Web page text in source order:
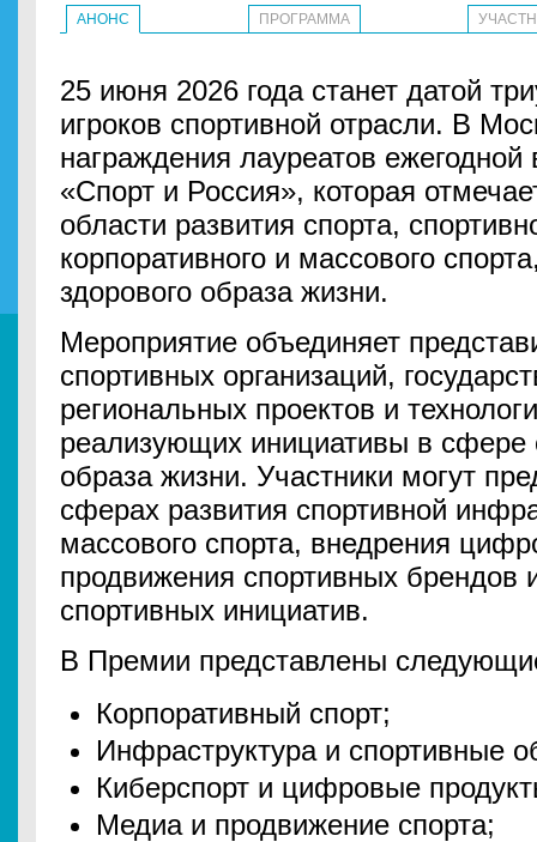
АНОНС ПРОГРАММА
25 июня 2026 года станет датой
игроков спортивной отрасли. В
награждения лауреатов
«Спорт и Россия», которая
области развития спорта,
корпоративного и массового
здорового образа жизни.
Мероприятие объединяет
спортивных организаций,
региональных проектов и
реализующих инициативы в сфере
образа жизни. Участники могут
сферах развития спортивной
массового спорта, внедрения
продвижения спортивных брендов
спортивных инициатив.
В Премии представлены
Корпоративный спорт;
Инфраструктура и спортивные
Киберспорт и цифровые
Медиа и продвижение спорта;